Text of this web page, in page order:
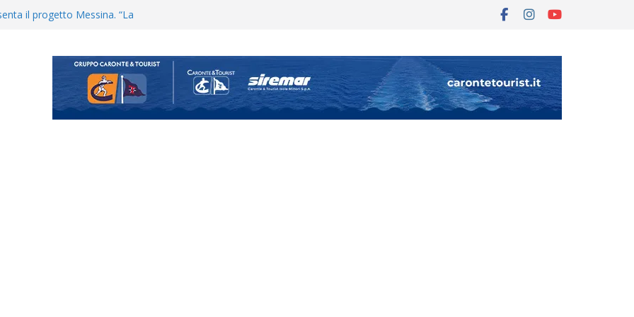
bocciato il Fasano,
e Kamarat restano in
si alzano i ritmi tra lavoro